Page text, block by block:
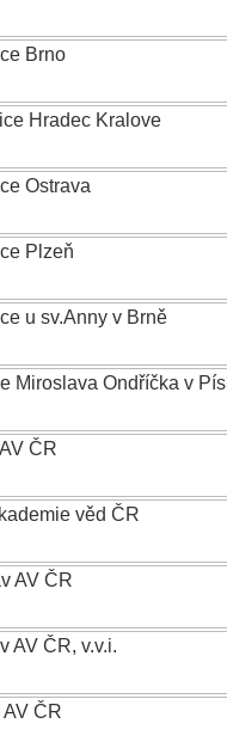
Brno
Hradec Kralove
Ostrava
Plzeň
u sv.Anny v Brně
Miroslava Ondříčka v
ČR
věd ČR
AV ČR
AV ČR, v.v.i.
ČR